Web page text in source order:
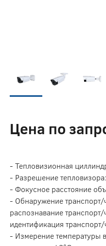
Цена по
- Тепловизионная
- Разрешение
- Фокусное расстояние
- Обнаружение
распознавание
идентификация
- Измерение температуры